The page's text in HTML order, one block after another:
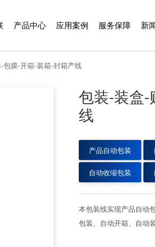
产品中心 应用案例 服务保障 新
包膜-开箱-装箱-封箱产线
包装-装盒-
线
产品自动包装
自动收缩包装
本包装线实现产品自动
包装、自动开箱、自动